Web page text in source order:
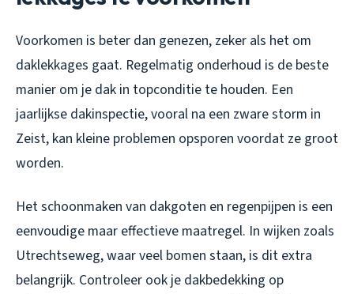
Voorkomen is beter dan genezen, zeker als het om
daklekkages gaat. Regelmatig onderhoud is de beste
manier om je dak in topconditie te houden. Een
jaarlijkse dakinspectie, vooral na een zware storm in
Zeist, kan kleine problemen opsporen voordat ze groot
worden.
Het schoonmaken van dakgoten en regenpijpen is een
eenvoudige maar effectieve maatregel. In wijken zoals
Utrechtseweg, waar veel bomen staan, is dit extra
belangrijk. Controleer ook je dakbedekking op